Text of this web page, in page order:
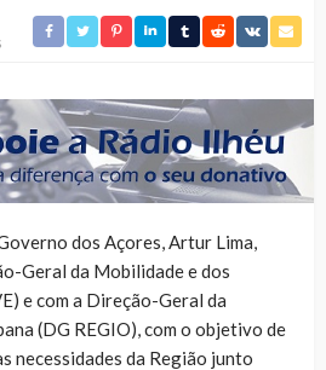
dos Açores, Artur Lima,
Geral da Mobilidade e dos
e com a Direção-Geral da
(DG REGIO), com o objetivo de
necessidades da Região junto